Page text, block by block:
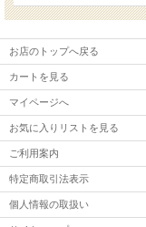
お店のトップへ戻る
カートを見る
マイページへ
お気に入りリストを見る
ご利用案内
特定商取引法表示
個人情報の取扱い